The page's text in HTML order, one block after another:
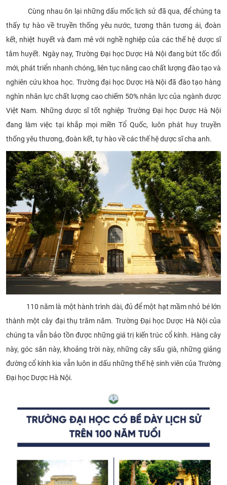
Cùng nhau ôn lại những dấu mốc lịch sử đã qua, để chúng ta
thấy tự hào về truyền thống yêu nước, tương thân tương ái, đoàn
kết, nhiệt huyết và đam mê với nghề nghiệp của các thế hệ dược sĩ
tâm huyết. Ngày nay, Trường Đại học Dược Hà Nội đang bứt tốc đổi
mới, phát triển nhanh chóng, liên tục nâng cao chất lượng đào tạo và
nghiên cứu khoa học. Trường đại học Dược Hà Nội đã đào tạo hàng
nghìn nhân lực chất lượng cao chiếm 50% nhân lực của ngành dược
Việt Nam. Những dược sĩ tốt nghiệp Trường Đại học Dược Hà Nội
đang làm việc tại khắp mọi miền Tổ Quốc, luôn phát huy truyền
thống yêu thương, đoàn kết, tự hào về các thế hệ dược sĩ cha anh.
110 năm là một hành trình dài, đủ để một hạt mầm nhỏ bé lớn
thành một cây đại thụ trăm năm. Trường Đại học Dược Hà Nội của
chúng ta vẫn bảo tồn được những giá trị kiến trúc cổ kính. Hàng cây
này, góc sân này, khoảng trời này, những cây sấu già, những giảng
đường cổ kính kia vẫn luôn in dấu những thế hệ sinh viên của Trường
Đại học Dược Hà Nội.